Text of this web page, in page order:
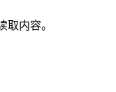
取内容。